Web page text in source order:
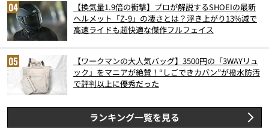
【換気量1.9倍の衝撃】プロが解説するSHOEIの最新
ヘルメット「Z-9」の凄さとは？浮き上がり13%減で
高速ライドも超快適な傑作フルフェイス
【ワークマンの大人気バッグ】3500円の「3WAYリュ
ック」をマニアが絶賛！“しごできカバン”が撥水防汚
で評判以上に優秀だった
ランキング一覧を見る